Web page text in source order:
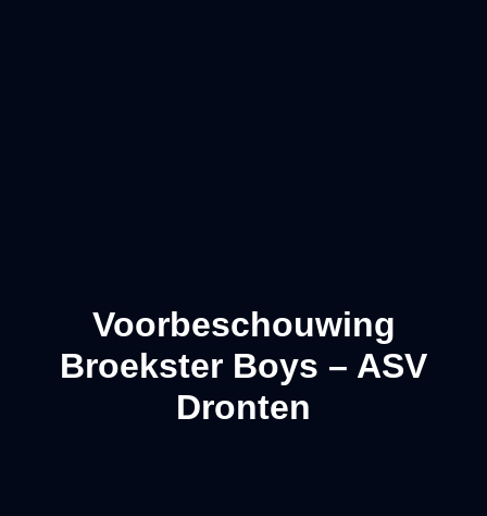
Voorbeschouwing
Broekster Boys – ASV
Dronten